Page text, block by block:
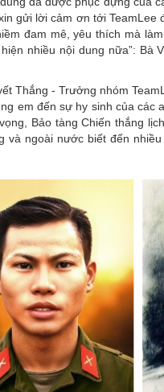
gửi lời cảm ơn tới
đam mê, yêu thích mà
nhiều nội dung nữa”: Bà
Thắng - Trưởng nhóm
em đến sự hy sinh của
Bảo tàng Chiến thắng
và ngoài nước biết đến